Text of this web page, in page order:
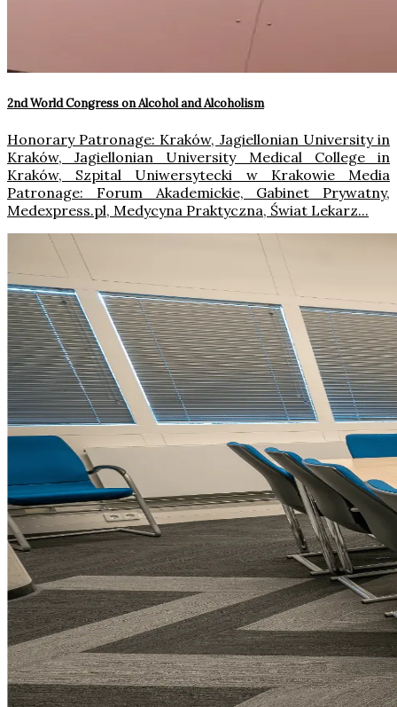
2nd World Congress on Alcohol and Alcoholism
Honorary Patronage: Kraków, Jagiellonian University in
Kraków, Jagiellonian University Medical College in
Kraków, Szpital Uniwersytecki w Krakowie Media
Patronage: Forum Akademickie, Gabinet Prywatny,
Medexpress.pl, Medycyna Praktyczna, Świat Lekarz...